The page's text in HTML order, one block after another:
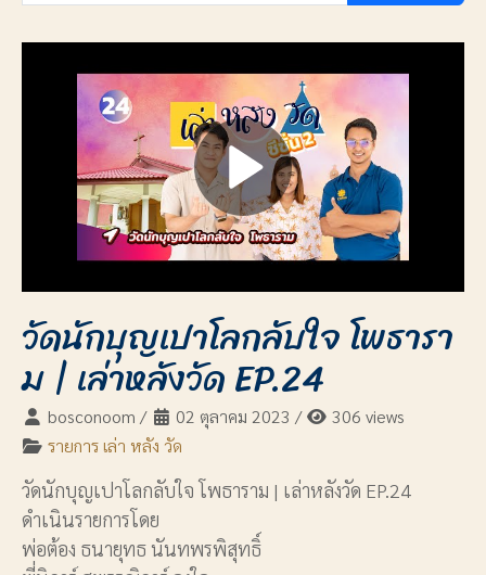
วัดนักบุญเปาโลกลับใจ โพธารา
ม | เล่าหลังวัด EP.24
bosconoom / 02 ตุลาคม 2023 /
306 views
รายการ เล่า หลัง วัด
วัดนักบุญเปาโลกลับใจ โพธาราม | เล่าหลังวัด EP.24
ดำเนินรายการโดย
พ่อต้อง ธนายุทธ นันทพรพิสุทธิ์